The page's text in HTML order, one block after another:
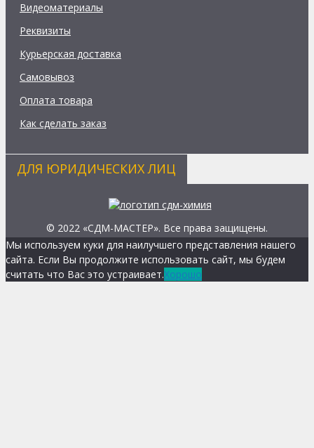
Видеоматериалы
Реквизиты
Курьерская доставка
Самовывоз
Оплата товара
Как сделать заказ
ДЛЯ ЮРИДИЧЕСКИХ ЛИЦ
© 2022 «СДМ-МАСТЕР». Все права защищены.
Мы используем куки для наилучшего представления нашего
сайта. Если Вы продолжите использовать сайт, мы будем
считать что Вас это устраивает.Хорошо